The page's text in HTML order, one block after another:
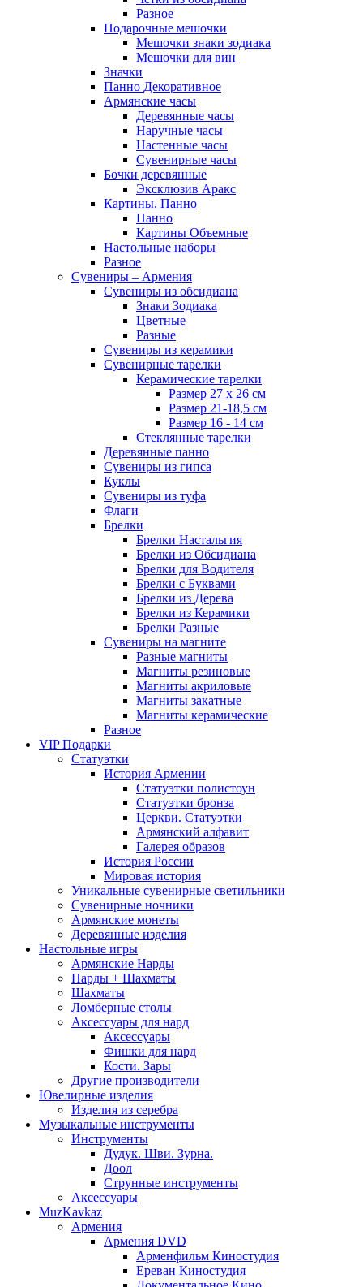
Разное
Подарочные мешочки
Мешочки знаки зодиака
Мешочки для вин
Значки
Панно Декоративное
Армянские часы
Деревянные часы
Наручные часы
Настенные часы
Сувенирные часы
Бочки деревянные
Эксклюзив Аракс
Картины. Панно
Панно
Картины Объемные
Настольные наборы
Разное
Сувениры – Армения
Сувениры из обсидиана
Знаки Зодиака
Цветные
Разные
Сувениры из керамики
Сувенирные тарелки
Керамические тарелки
Размер 27 х 26 см
Размер 21-18,5 см
Размер 16 - 14 см
Стеклянные тарелки
Деревянные панно
Сувениры из гипса
Куклы
Сувениры из туфа
Флаги
Брелки
Брелки Настальгия
Брелки из Обсидиана
Брелки для Водителя
Брелки с Буквами
Брелки из Дерева
Брелки из Керамики
Брелки Разные
Сувениры на магните
Разные магниты
Магниты резиновые
Магниты акриловые
Магниты закатные
Магниты керамические
Разное
VIP Подарки
Статуэтки
История Армении
Статуэтки полистоун
Статуэтки бронза
Церкви. Статуэтки
Армянский алфавит
Галерея образов
История России
Мировая история
Уникальные сувенирные светильники
Сувенирные ночники
Армянские монеты
Деревянные изделия
Настольные игры
Армянские Нарды
Нарды + Шахматы
Шахматы
Ломберные столы
Аксессуары для нард
Аксессуары
Фишки для нард
Кости. Зары
Другие производители
Ювелирные изделия
Изделия из серебра
Музыкальные инструменты
Инструменты
Дудук. Шви. Зурна.
Доол
Струнные инструменты
Аксессуары
MuzKavkaz
Армения
Армения DVD
Арменфильм Киностудия
Ереван Киностудия